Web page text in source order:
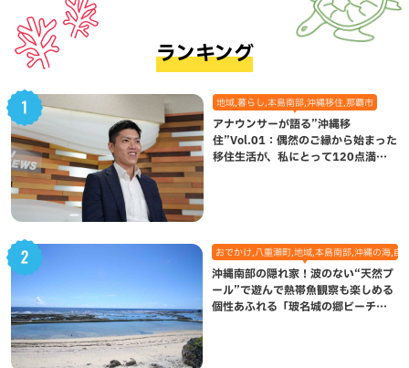
ランキング
地域,暮らし,本島南部,沖縄移住,那覇市
アナウンサーが語る”沖縄移
住”Vol.01：偶然のご縁から始まった
移住生活が、私にとって120点満点
おでかけ,八重瀬町,地域,本島南部,沖縄の海,自
沖縄南部の隠れ家！波のない“天然プ
ール”で遊んで熱帯魚観察も楽しめる
個性あふれる「玻名城の郷ビーチ」